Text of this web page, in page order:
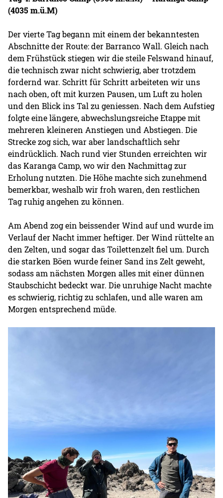
(4035 m.ü.M)
Der vierte Tag begann mit einem der bekanntesten
Abschnitte der Route: der Barranco Wall. Gleich nach
dem Frühstück stiegen wir die steile Felswand hinauf,
die technisch zwar nicht schwierig, aber trotzdem
fordernd war. Schritt für Schritt arbeiteten wir uns
nach oben, oft mit kurzen Pausen, um Luft zu holen
und den Blick ins Tal zu geniessen. Nach dem Aufstieg
folgte eine längere, abwechslungsreiche Etappe mit
mehreren kleineren Anstiegen und Abstiegen. Die
Strecke zog sich, war aber landschaftlich sehr
eindrücklich. Nach rund vier Stunden erreichten wir
das Karanga Camp, wo wir den Nachmittag zur
Erholung nutzten. Die Höhe machte sich zunehmend
bemerkbar, weshalb wir froh waren, den restlichen
Tag ruhig angehen zu können.
Am Abend zog ein beissender Wind auf und wurde im
Verlauf der Nacht immer heftiger. Der Wind rüttelte an
den Zelten, und sogar das Toilettenzelt fiel um. Durch
die starken Böen wurde feiner Sand ins Zelt geweht,
sodass am nächsten Morgen alles mit einer dünnen
Staubschicht bedeckt war. Die unruhige Nacht machte
es schwierig, richtig zu schlafen, und alle waren am
Morgen entsprechend müde.